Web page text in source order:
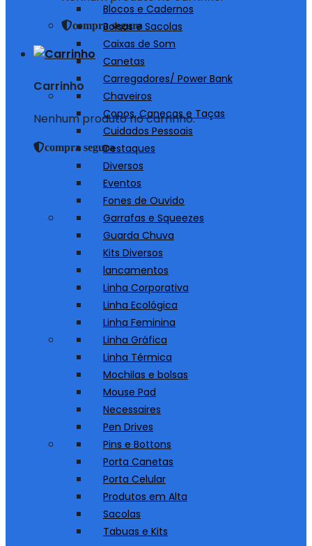
compra segura
Carrinho
Nenhum produto no carrinho.
compra segura
Blocos e Cadernos
Bolsas e Sacolas
Caixas de Som
Canetas
Carregadores/ Power Bank
Chaveiros
Copos, Canecas e Taças
Cuidados Pessoais
Destaques
Diversos
Eventos
Fones de Ouvido
Garrafas e Squeezes
Guarda Chuva
Kits Diversos
lancamentos
Linha Corporativa
Linha Ecológica
Linha Feminina
Linha Gráfica
Linha Térmica
Mochilas e bolsas
Mouse Pad
Necessaires
Pen Drives
Pins e Bottons
Porta Canetas
Porta Celular
Produtos em Alta
Sacolas
Tabuas e Kits